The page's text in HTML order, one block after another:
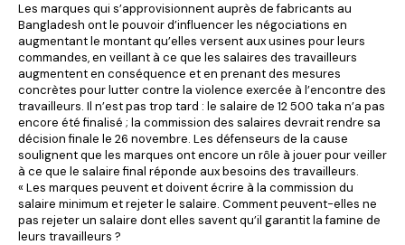
Les marques qui s’approvisionnent auprès de fabricants au
Bangladesh ont le pouvoir d’influencer les négociations en
augmentant le montant qu’elles versent aux usines pour leurs
commandes, en veillant à ce que les salaires des travailleurs
augmentent en conséquence et en prenant des mesures
concrètes pour lutter contre la violence exercée à l’encontre des
travailleurs. Il n’est pas trop tard : le salaire de 12 500 taka n’a pas
encore été finalisé ; la commission des salaires devrait rendre sa
décision finale le 26 novembre. Les défenseurs de la cause
soulignent que les marques ont encore un rôle à jouer pour veiller
à ce que le salaire final réponde aux besoins des travailleurs.
« Les marques peuvent et doivent écrire à la commission du
salaire minimum et rejeter le salaire. Comment peuvent-elles ne
pas rejeter un salaire dont elles savent qu’il garantit la famine de
leurs travailleurs ?